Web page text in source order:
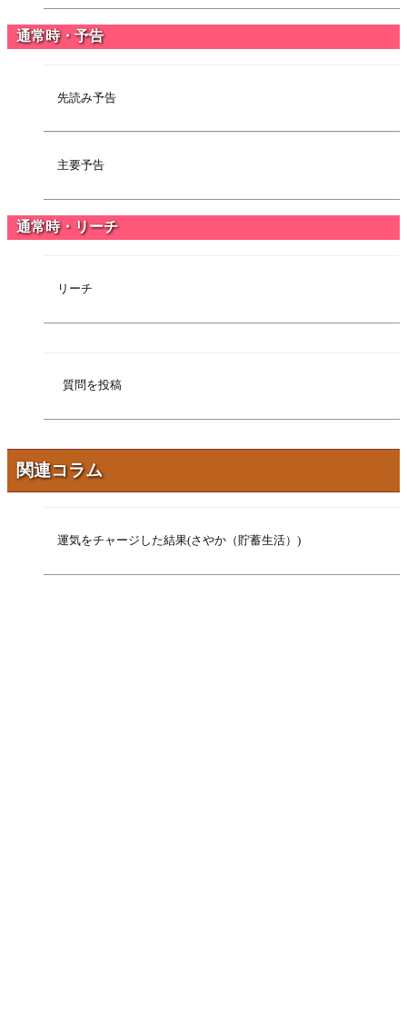
通常時・予告
先読み予告
主要予告
通常時・リーチ
リーチ
質問を投稿
関連コラム
運気をチャージした結果(さやか（貯蓄生活）)